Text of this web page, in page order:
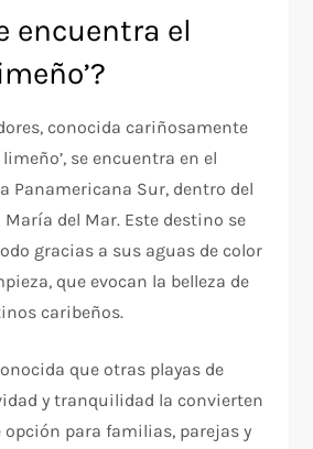
encuentra el
conocida cariñosamente
se encuentra en el
Panamericana Sur, dentro del
del Mar. Este destino se
gracias a sus aguas de color
que evocan la belleza de
caribeños.
que otras playas de
y tranquilidad la convierten
opción para familias, parejas y